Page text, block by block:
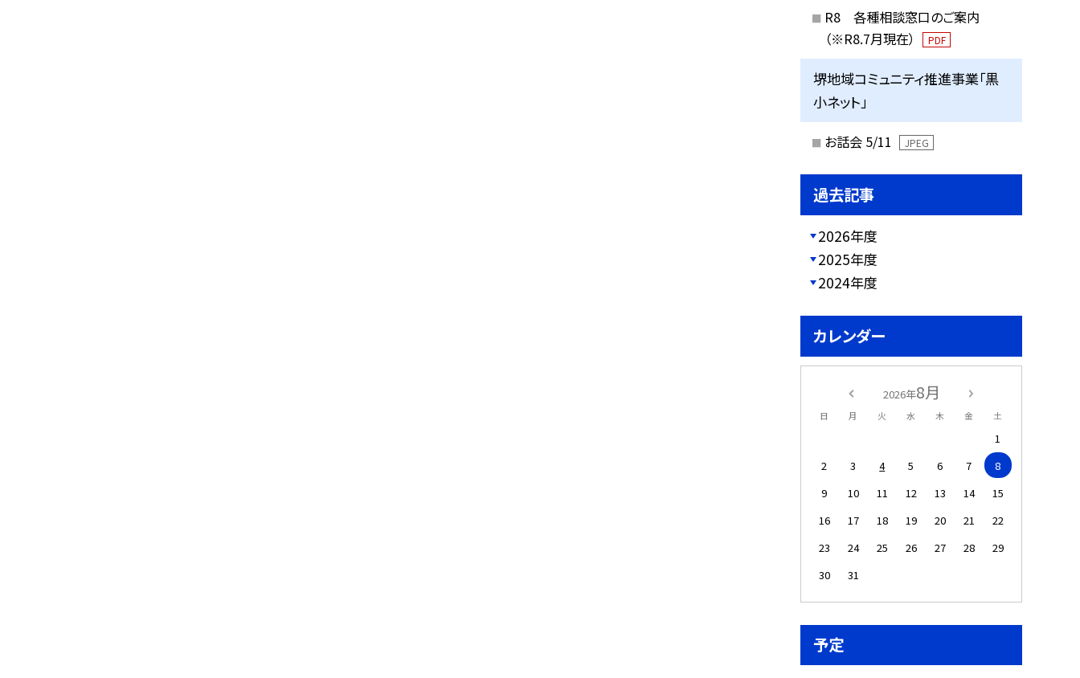
R8 各種相談窓口のご案内
（※R8.7月現在）
PDF
堺地域コミュニティ推進事業「黒
小ネット」
お話会 5/11 JPEG
過去記事
2026年度
2025年度
2024年度
カレンダー
2026年8月
日 月 火 水 木 金 土
1
2
3 4 5 6 7
8
9
10 11 12 13 14
15
16
17 18 19 20 21
22
23
24 25 26 27 28
29
30
31
予定